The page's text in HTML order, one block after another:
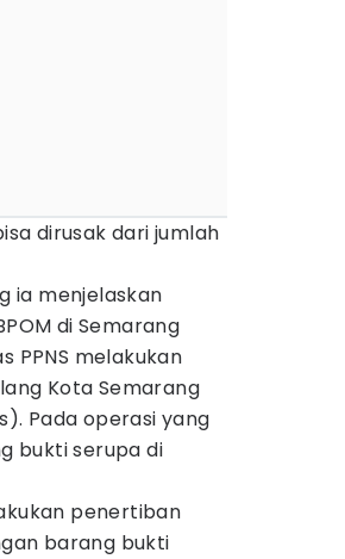
dirusak dari jumlah
ia menjelaskan
di Semarang
PPNS melakukan
Kota Semarang
Pada operasi yang
bukti serupa di
penertiban
barang bukti